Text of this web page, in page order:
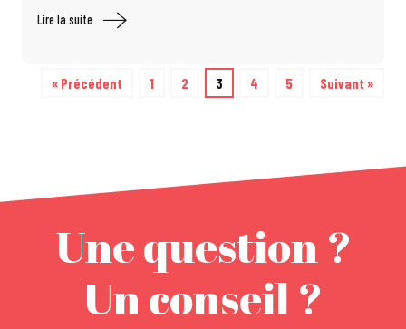
Lire la suite
« Précédent 1 2 3 4 5 Suivant »
Une question ?
Un conseil ?